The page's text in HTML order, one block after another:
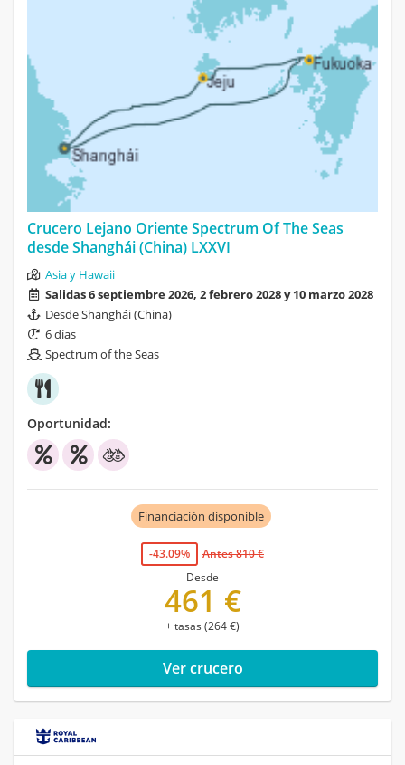
Crucero Lejano Oriente Spectrum Of The Seas
desde Shanghái (China) LXXVI
Asia y Hawaii
Salidas 6 septiembre 2026, 2 febrero 2028 y 10 marzo 2028
Desde Shanghái (China)
6 días
Spectrum of the Seas
Oportunidad:
Financiación disponible
-43.09%
Antes 810 €
Desde
461 €
+ tasas (264 €)
Ver crucero